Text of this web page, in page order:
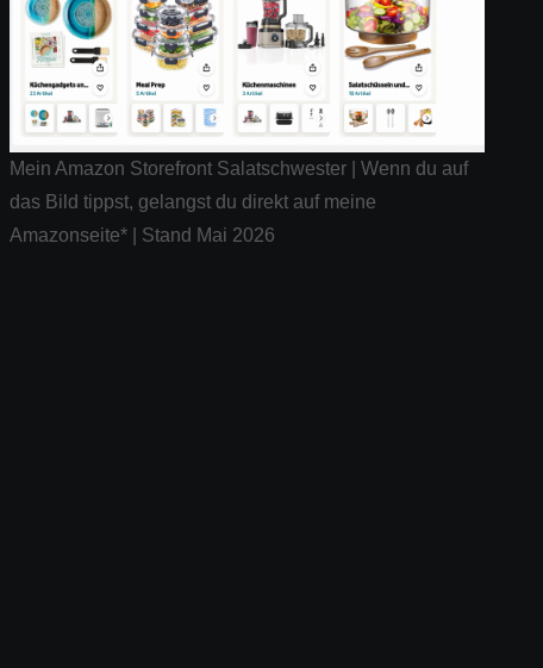
Mein Amazon Storefront Salatschwester | Wenn du auf
das Bild tippst, gelangst du direkt auf meine
Amazonseite* | Stand Mai 2026